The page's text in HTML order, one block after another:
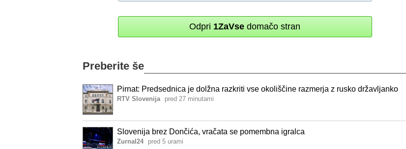
Odpri 1ZaVse domačo stran
Preberite še
Pirnat: Predsednica je dolžna razkriti vse okoliščine razmerja z rusko državljanko
RTV Slovenija pred 27 minutami
Slovenija brez Dončića, vračata se pomembna igralca
Zurnal24 pred 5 urami